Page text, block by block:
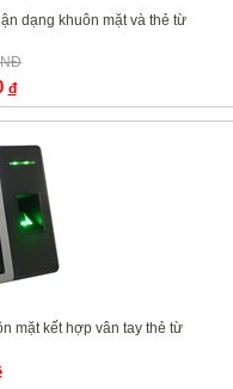
dạng khuôn mặt và thẻ từ
đ
mặt kết hợp vân tay thẻ từ